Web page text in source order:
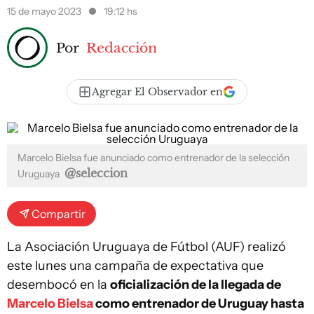
15 de mayo 2023
19:12 hs
Por Redacción
Agregar El Observador en
Marcelo Bielsa fue anunciado como entrenador de la selección
Uruguaya @seleccion
Compartir
La Asociación Uruguaya de Fútbol (AUF) realizó
este lunes una campaña de expectativa que
desembocó en la oficialización de la llegada de
Marcelo Bielsacomo entrenador de Uruguay hasta